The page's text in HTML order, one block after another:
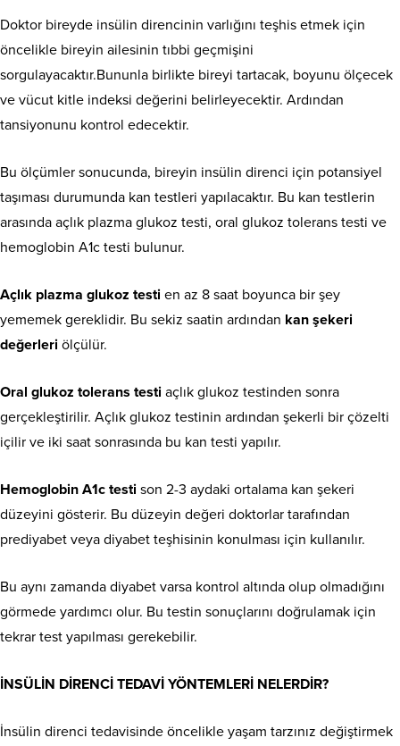
Doktor bireyde insülin direncinin varlığını teşhis etmek için
öncelikle bireyin ailesinin tıbbi geçmişini
sorgulayacaktır.Bununla birlikte bireyi tartacak, boyunu ölçecek
ve vücut kitle indeksi değerini belirleyecektir. Ardından
tansiyonunu kontrol edecektir.
Bu ölçümler sonucunda, bireyin insülin direnci için potansiyel
taşıması durumunda kan testleri yapılacaktır. Bu kan testlerin
arasında açlık plazma glukoz testi, oral glukoz tolerans testi ve
hemoglobin A1c testi bulunur.
Açlık plazma glukoz testi en az 8 saat boyunca bir şey
yememek gereklidir. Bu sekiz saatin ardından kan şekeri
değerleri ölçülür.
Oral glukoz tolerans testi açlık glukoz testinden sonra
gerçekleştirilir. Açlık glukoz testinin ardından şekerli bir çözelti
içilir ve iki saat sonrasında bu kan testi yapılır.
Hemoglobin A1c testi son 2-3 aydaki ortalama kan şekeri
düzeyini gösterir. Bu düzeyin değeri doktorlar tarafından
prediyabet veya diyabet teşhisinin konulması için kullanılır.
Bu aynı zamanda diyabet varsa kontrol altında olup olmadığını
görmede yardımcı olur. Bu testin sonuçlarını doğrulamak için
tekrar test yapılması gerekebilir.
İNSÜLİN DİRENCİ TEDAVİ YÖNTEMLERİ NELERDİR?
İnsülin direnci tedavisinde öncelikle yaşam tarzınız değiştirmek